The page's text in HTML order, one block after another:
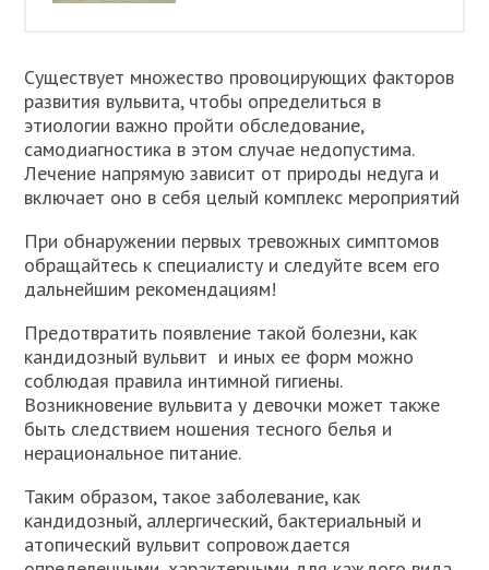
Существует множество провоцирующих факторов
развития вульвита, чтобы определиться в
этиологии важно пройти обследование,
самодиагностика в этом случае недопустима.
Лечение напрямую зависит от природы недуга и
включает оно в себя целый комплекс мероприятий
При обнаружении первых тревожных симптомов
обращайтесь к специалисту и следуйте всем его
дальнейшим рекомендациям!
Предотвратить появление такой болезни, как
кандидозный вульвит и иных ее форм можно
соблюдая правила интимной гигиены.
Возникновение вульвита у девочки может также
быть следствием ношения тесного белья и
нерациональное питание.
Таким образом, такое заболевание, как
кандидозный, аллергический, бактериальный и
атопический вульвит сопровождается